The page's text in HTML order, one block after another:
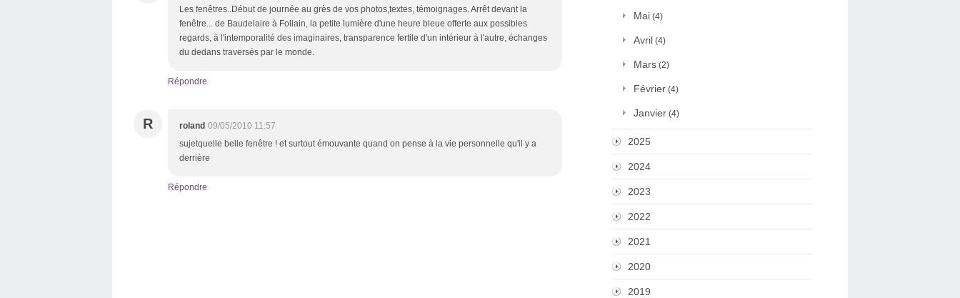
Les fenêtres..Début de journée au grès de vos photos,textes, témoignages. Arrêt devant la
fenêtre... de Baudelaire à Follain, la petite lumière d'une heure bleue offerte aux possibles
regards, à l'intemporalité des imaginaires, transparence fertile d'un intérieur à l'autre, échanges
du dedans traversés par le monde.
Répondre
R roland 09/05/2010 11:57
sujetquelle belle fenêtre ! et surtout émouvante quand on pense à la vie personnelle qu'il y a
derrière
Répondre
Mai (4)
Avril (4)
Mars (2)
Février (4)
Janvier (4)
2025
2024
2023
2022
2021
2020
2019